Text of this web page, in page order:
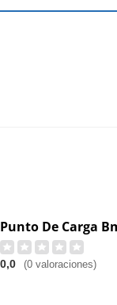
Punto De Carga
0,0 (0 valoraciones)